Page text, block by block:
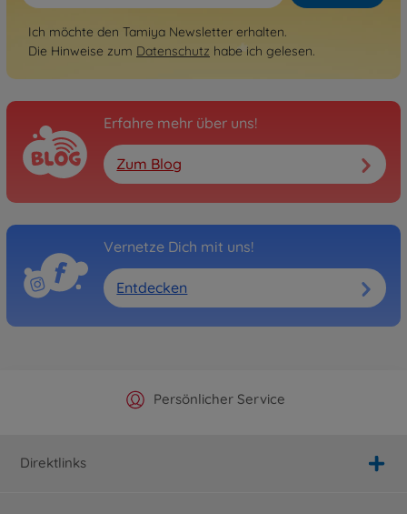
Ich möchte den Tamiya Newsletter erhalten.
Die Hinweise zum Datenschutz habe ich gelesen.
Erfahre mehr über uns!
Zum Blog
Vernetze Dich mit uns!
Entdecken
Offizieller Hersteller Shop
Persönlicher Service
Versandkostenfrei ab 25€
Schnelle Lieferung
Direktlinks